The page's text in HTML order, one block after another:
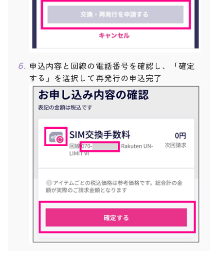
申込内容と回線の電話番号を確認し、「確定
する」を選択して再発行の申込完了